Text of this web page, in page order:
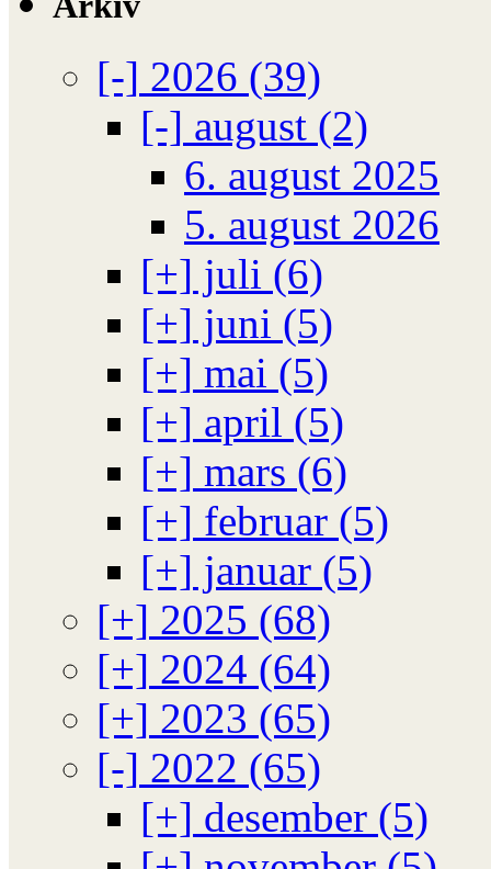
[-] 2026 (39)
[-] august (2)
6. august 2025
5. august 2026
[+] juli (6)
[+] juni (5)
[+] mai (5)
[+] april (5)
[+] mars (6)
[+] februar (5)
[+] januar (5)
[+] 2025 (68)
[+] 2024 (64)
[+] 2023 (65)
[-] 2022 (65)
[+] desember (5)